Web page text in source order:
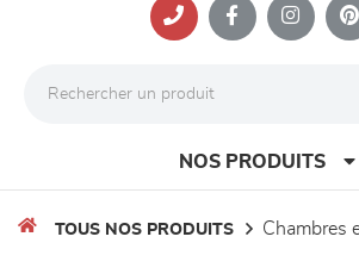
NOS PRODUITS
TOUS NOS PRODUITS chambres